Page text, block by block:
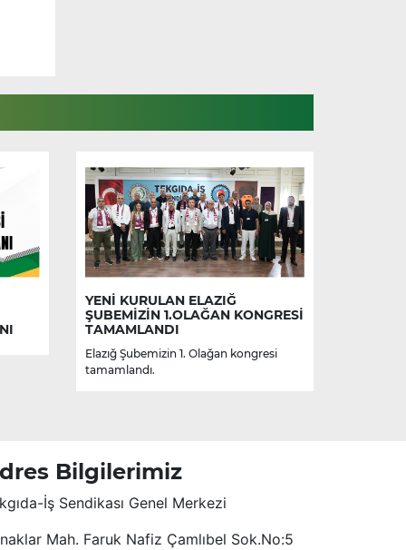
YENİ KURULAN ELAZIĞ
ŞUBEMİZİN 1.OLAĞAN KONGRESİ
TAMAMLANDI
Elazığ Şubemizin 1. Olağan kongresi
tamamlandı.
Bilgilerimiz
İş Sendikası Genel Merkezi
Mah. Faruk Nafiz Çamlıbel Sok.No:5